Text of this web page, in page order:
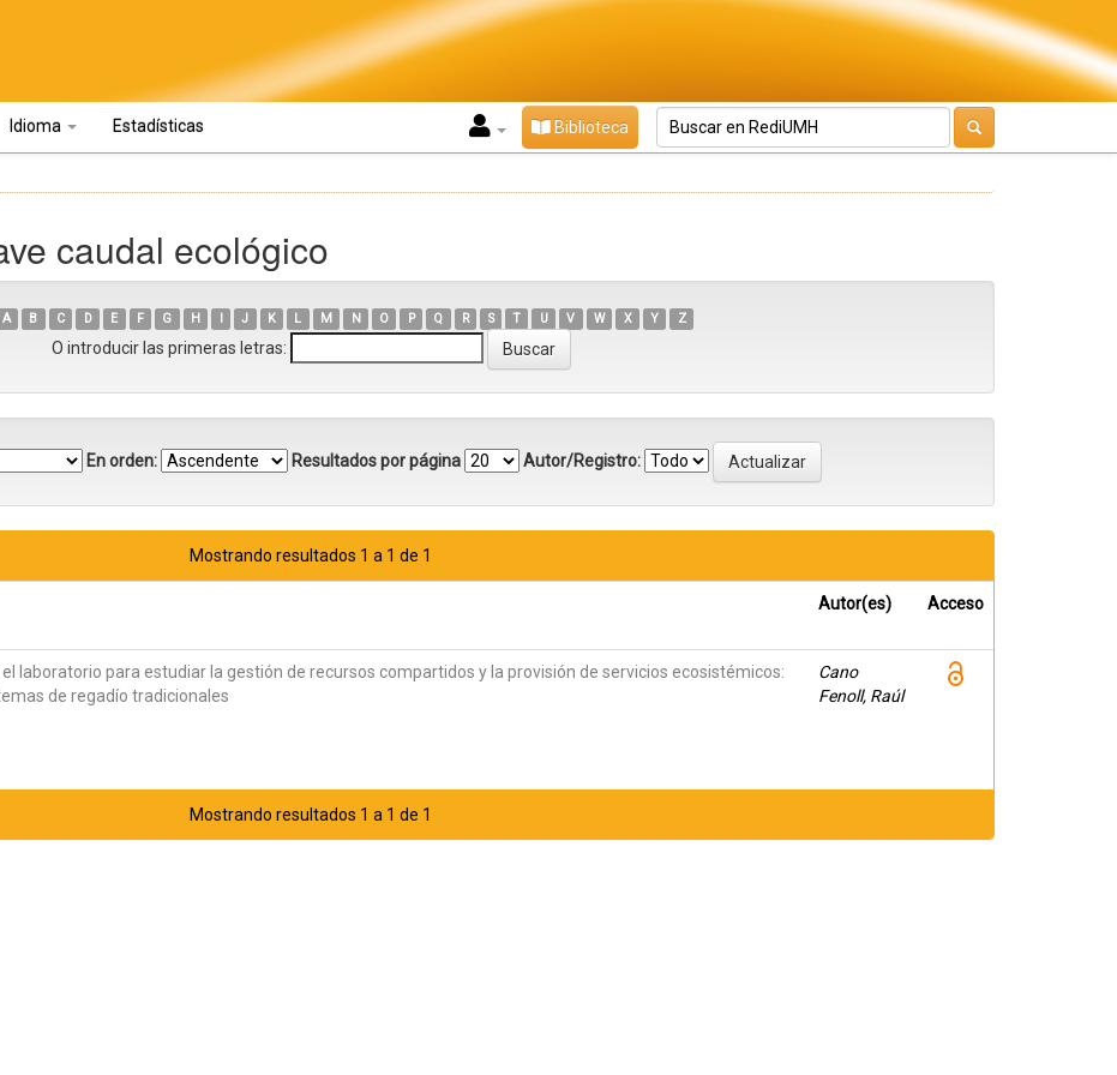
Idioma Estadísticas Biblioteca
caudal ecológico
A B C D E F G H I J K L M N O P Q R S T U V W X Y Z
O introducir las primeras letras:
En orden: Resultados por página Autor/Registro:
Mostrando resultados 1 a 1 de 1
Autor(es) Acceso
laboratorio para estudiar la gestión de recursos compartidos y la provisión de servicios ecosistémicos:
de regadío tradicionales
Cano
Fenoll, Raúl
Mostrando resultados 1 a 1 de 1